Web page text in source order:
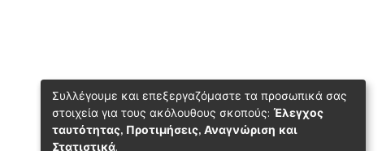
Συλλέγουμε και επεξεργαζόμαστε τα προσωπικά σας
στοιχεία για τους ακόλουθους σκοπούς: Έλεγχος
ταυτότητας, Προτιμήσεις, Αναγνώριση και
Στατιστικά.